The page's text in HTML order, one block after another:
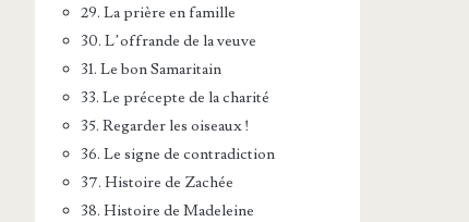
29. La prière en famille
30. L’offrande de la veuve
31. Le bon Samaritain
33. Le précepte de la charité
35. Regarder les oiseaux !
36. Le signe de contradiction
37. Histoire de Zachée
38. Histoire de Madeleine